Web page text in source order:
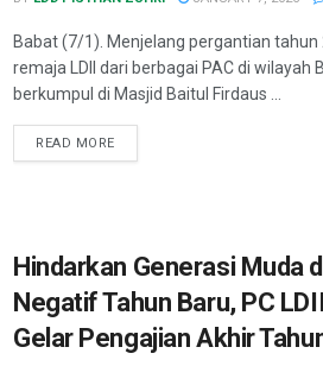
Babat (7/1). Menjelang pergantian tahun
remaja LDII dari berbagai PAC di wilayah
berkumpul di Masjid Baitul Firdaus ...
READ MORE
Hindarkan Generasi Muda
Negatif Tahun Baru, PC
Gelar Pengajian Akhir